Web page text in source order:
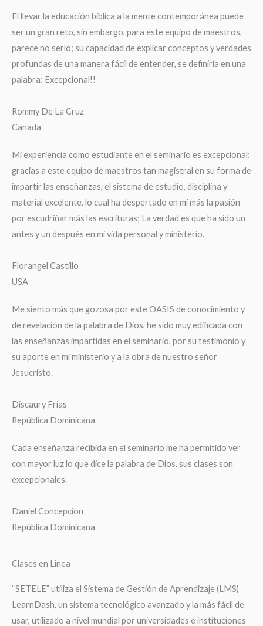
El llevar la educación bíblica a la mente contemporánea puede
ser un gran reto, sin embargo, para este equipo de maestros,
parece no serlo; su capacidad de explicar conceptos y verdades
profundas de una manera fácil de entender, se definiría en una
palabra: Excepcional!!
Rommy De La Cruz
Canada
Mi experiencia como estudiante en el seminario es excepcional;
gracias a este equipo de maestros tan magistral en su forma de
impartir las enseñanzas, el sistema de estudio, disciplina y
material excelente, lo cual ha despertado en mí más la pasión
por escudriñar más las escrituras; La verdad es que ha sido un
antes y un después en mi vida personal y ministerio.
Florangel Castillo
USA
Me siento más que gozosa por este OASIS de conocimiento y
de revelación de la palabra de Dios, he sido muy edificada con
las enseñanzas impartidas en el seminario, por su testimonio y
su aporte en mi ministerio y a la obra de nuestro señor
Jesucristo.
Discaury Frias
República Dominicana
Cada enseñanza recibida en el seminario me ha permitido ver
con mayor luz lo que dice la palabra de Dios, sus clases son
excepcionales.
Daniel Concepcion
República Dominicana
Clases en Linea
“SETELE” utiliza el Sistema de Gestión de Aprendizaje (LMS)
LearnDash, un sistema tecnológico avanzado y la más fácil de
usar, utilizado a nivel mundial por universidades e instituciones